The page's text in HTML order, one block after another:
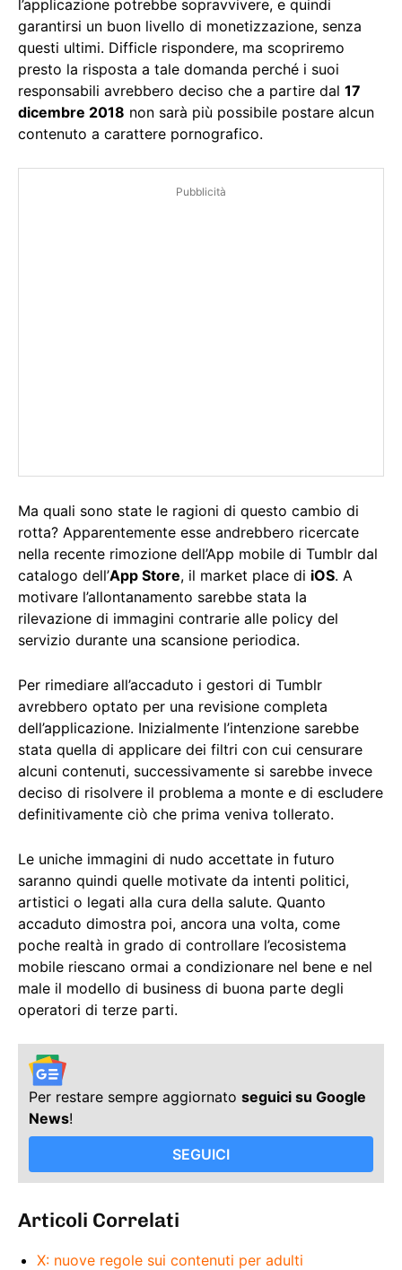
l’applicazione potrebbe sopravvivere, e quindi
garantirsi un buon livello di monetizzazione, senza
questi ultimi. Difficle rispondere, ma scopriremo
presto la risposta a tale domanda perché i suoi
responsabili avrebbero deciso che a partire dal 17
dicembre 2018 non sarà più possibile postare alcun
contenuto a carattere pornografico.
Pubblicità
Ma quali sono state le ragioni di questo cambio di
rotta? Apparentemente esse andrebbero ricercate
nella recente rimozione dell’App mobile di Tumblr dal
catalogo dell’App Store, il market place di iOS. A
motivare l’allontanamento sarebbe stata la
rilevazione di immagini contrarie alle policy del
servizio durante una scansione periodica.
Per rimediare all’accaduto i gestori di Tumblr
avrebbero optato per una revisione completa
dell’applicazione. Inizialmente l’intenzione sarebbe
stata quella di applicare dei filtri con cui censurare
alcuni contenuti, successivamente si sarebbe invece
deciso di risolvere il problema a monte e di escludere
definitivamente ciò che prima veniva tollerato.
Le uniche immagini di nudo accettate in futuro
saranno quindi quelle motivate da intenti politici,
artistici o legati alla cura della salute. Quanto
accaduto dimostra poi, ancora una volta, come
poche realtà in grado di controllare l’ecosistema
mobile riescano ormai a condizionare nel bene e nel
male il modello di business di buona parte degli
operatori di terze parti.
Per restare sempre aggiornato seguici su Google
News!
SEGUICI
Articoli Correlati
X: nuove regole sui contenuti per adulti